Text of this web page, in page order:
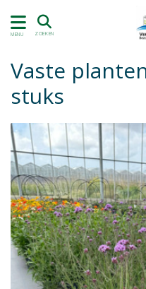
MENU ZOEKEN
Vaste
stuks